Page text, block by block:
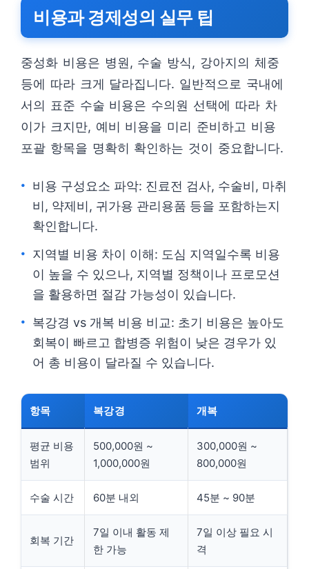
비용과 경제성의 실무 팁
중성화 비용은 병원, 수술 방식, 강아지의 체중
등에 따라 크게 달라집니다. 일반적으로 국내에
서의 표준 수술 비용은 수의원 선택에 따라 차
이가 크지만, 예비 비용을 미리 준비하고 비용
포괄 항목을 명확히 확인하는 것이 중요합니다.
비용 구성요소 파악: 진료전 검사, 수술비, 마취
비, 약제비, 귀가용 관리용품 등을 포함하는지
확인합니다.
지역별 비용 차이 이해: 도심 지역일수록 비용
이 높을 수 있으나, 지역별 정책이나 프로모션
을 활용하면 절감 가능성이 있습니다.
복강경 vs 개복 비용 비교: 초기 비용은 높아도
회복이 빠르고 합병증 위험이 낮은 경우가 있
어 총 비용이 달라질 수 있습니다.
항목 복강경 개복
평균 비용
범위
500,000원 ~
1,000,000원
300,000원 ~
800,000원
수술 시간 60분 내외 45분 ~ 90분
회복 기간
7일 이내 활동 제
한 가능
7일 이상 필요 시
격